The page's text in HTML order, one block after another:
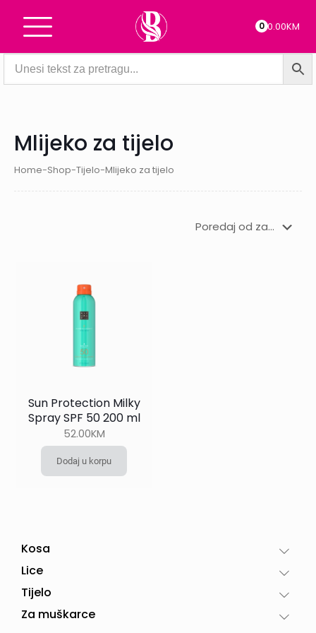
0 0.00KM
Mlijeko za tijelo
Home-Shop-Tijelo-Mlijeko za tijelo
Sun Protection Milky
Spray SPF 50 200 ml
52.00KM
Dodaj u korpu
Kosa
Lice
Tijelo
Za muškarce